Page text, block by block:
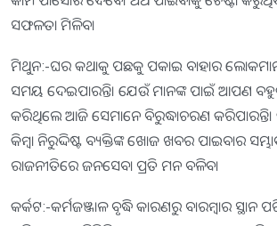
ସଫଳତା ମିଳିବ।
ମିଥୁନ:-ଘର କଥାକୁ ପଛକୁ ପକାଇ ବାହାର
ସମୟ ଦେଇପାରନ୍ତି। ଯେଉଁ ମାନଙ୍କ ପାଇଁ ଆପଣ
କରିଥିଲେ ଆଜି ସେମାନେ ବିରୁଦ୍ଧାଚରଣ କରିପାରନ୍ତି।
କିମ୍ବା ନିରୁଦ୍ଦିଷ୍ଟ ବ୍ୟକ୍ତିଙ୍କ ଖୋଜ ଖବର ପାଇବାର
ରାଜନୀତିରେ ଜନସେବା ପ୍ରତି ମନ ବଳିବ।
କର୍କଟ:-କର୍ମଜଞ୍ଜାଳ ବୃଦ୍ଧି କାରଣରୁ ବାରମ୍ବାର ସ୍ଥାନ